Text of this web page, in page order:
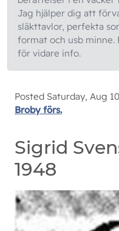
Jag hjälper dig att
släkttavlor, perfekta
format och usb minne.
för vidare info.
Posted Saturday, Aug
Broby förs.
Sigrid
1948